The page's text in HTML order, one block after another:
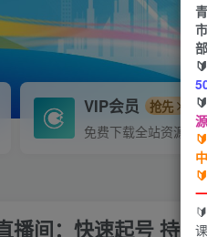
VIP会员 抢先
免费下载全站资源
播间：快速起号 持
🔰
🔰